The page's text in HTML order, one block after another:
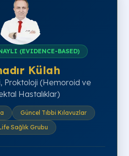
(EVIDENCE-BASED)
Külah
Proktoloji (Hemoroid ve
Hastalıklar)
Güncel Tıbbi Kılavuzlar
Sağlık Grubu